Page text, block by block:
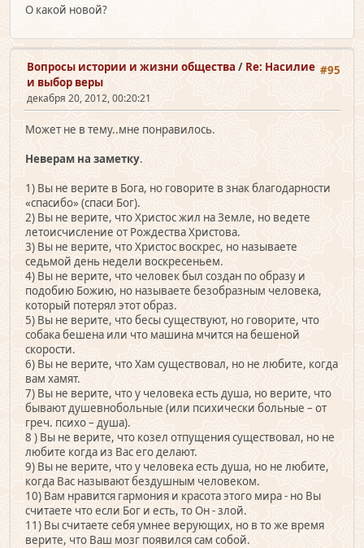
О какой новой?
#95
Вопросы истории и жизни общества/ Re: Насилие
и выбор веры
декабря 20, 2012, 00:20:21
Может не в тему..мне понравилось.
Неверам на заметку.
1) Вы не верите в Бога, но говорите в знак благодарности
«спасибо» (спаси Бог).
2) Вы не верите, что Христос жил на Земле, но ведете
летоисчисление от Рождества Христова.
3) Вы не верите, что Христос воскрес, но называете
седьмой день недели воскресеньем.
4) Вы не верите, что человек был создан по образу и
подобию Божию, но называете безобразным человека,
который потерял этот образ.
5) Вы не верите, что бесы существуют, но говорите, что
собака бешена или что машина мчится на бешеной
скорости.
6) Вы не верите, что Хам существовал, но не любите, когда
вам хамят.
7) Вы не верите, что у человека есть душа, но верите, что
бывают душевнобольные (или психически больные – от
греч. психо – душа).
8 ) Вы не верите, что козел отпущения существовал, но не
любите когда из Вас его делают.
9) Вы не верите, что у человека есть душа, но не любите,
когда Вас называют бездушным человеком.
10) Вам нравится гармония и красота этого мира - но Вы
считаете что если Бог и есть, то Он - злой.
11) Вы считаете себя умнее верующих, но в то же время
верите, что Ваш мозг появился сам собой.